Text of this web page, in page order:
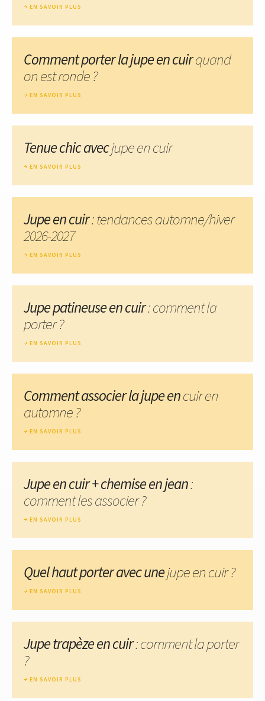
EN SAVOIR PLUS
Comment porter la jupe en cuirquand
on est ronde ?
EN SAVOIR PLUS
Tenue chic avecjupe en cuir
EN SAVOIR PLUS
Jupe en cuir: tendances automne/hiver
2026-2027
EN SAVOIR PLUS
Jupe patineuse en cuir: comment la
porter ?
EN SAVOIR PLUS
Comment associer la jupe encuir en
automne ?
EN SAVOIR PLUS
Jupe en cuir + chemise en jean:
comment les associer ?
EN SAVOIR PLUS
Quel haut porter avec unejupe en cuir ?
EN SAVOIR PLUS
Jupe trapèze en cuir: comment la porter
?
EN SAVOIR PLUS